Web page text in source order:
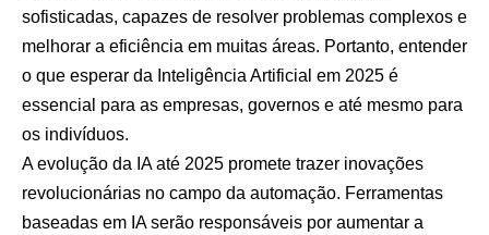
sofisticadas, capazes de resolver problemas complexos e
melhorar a eficiência em muitas áreas. Portanto, entender
o que esperar da Inteligência Artificial em 2025 é
essencial para as empresas, governos e até mesmo para
os indivíduos.
A evolução da IA até 2025 promete trazer inovações
revolucionárias no campo da automação. Ferramentas
baseadas em IA serão responsáveis por aumentar a